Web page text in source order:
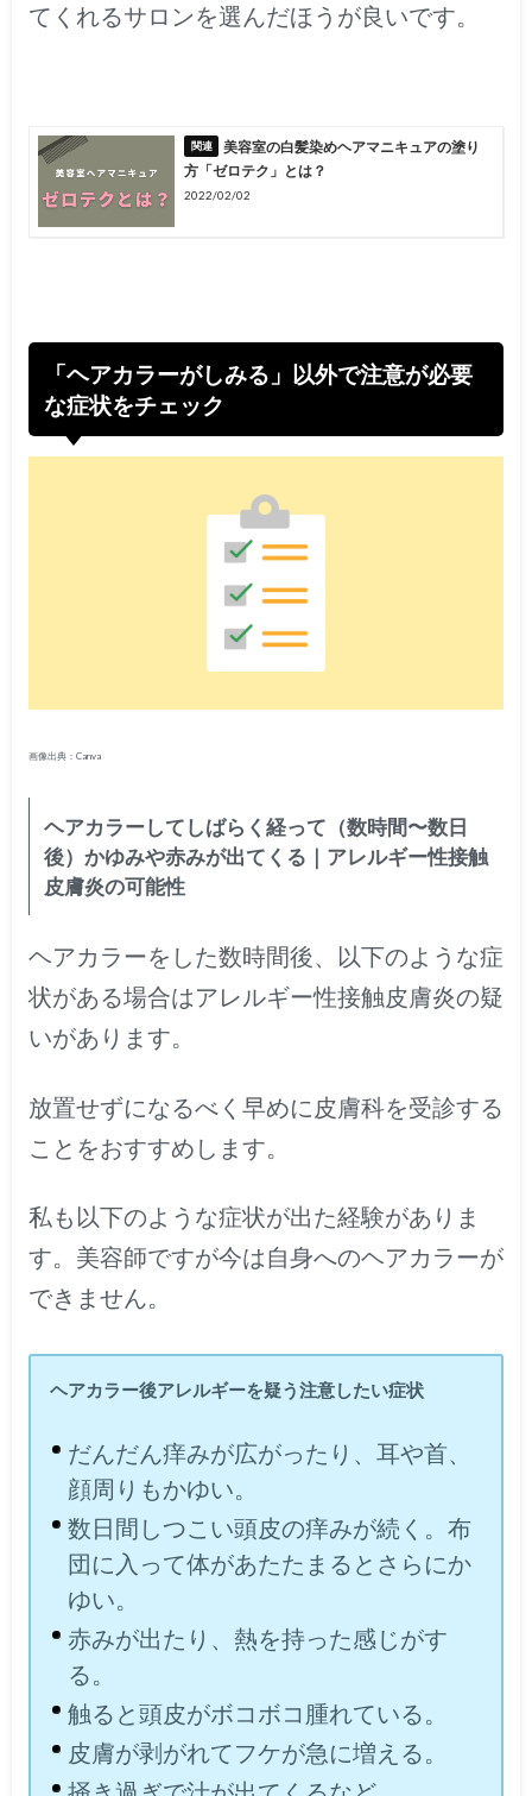
てくれるサロンを選んだほうが良いです。
美容室の白髪染めヘアマニキュアの塗り
方「ゼロテク」とは？
2022/02/02
「ヘアカラーがしみる」以外で注意が必要
な症状をチェック
画像出典：Canva
ヘアカラーしてしばらく経って（数時間〜数日
後）かゆみや赤みが出てくる｜アレルギー性接触
皮膚炎の可能性
ヘアカラーをした数時間後、以下のような症
状がある場合はアレルギー性接触皮膚炎の疑
いがあります。
放置せずになるべく早めに皮膚科を受診する
ことをおすすめします。
私も以下のような症状が出た経験がありま
す。美容師ですが今は自身へのヘアカラーが
できません。
ヘアカラー後アレルギーを疑う注意したい症状
だんだん痒みが広がったり、耳や首、
顔周りもかゆい。
数日間しつこい頭皮の痒みが続く。布
団に入って体があたたまるとさらにか
ゆい。
赤みが出たり、熱を持った感じがす
る。
触ると頭皮がボコボコ腫れている。
皮膚が剥がれてフケが急に増える。